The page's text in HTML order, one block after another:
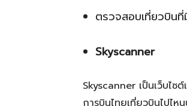
ตรวจสอบเที่ยวบินที่
Skyscanner
Skyscanner เป็นเว็บไซ
การบินไทยเที่ยวบินไปไห